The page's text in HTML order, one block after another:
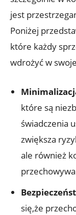
jest
Poniżej
które każdy
wdrożyć w
które są
świadczenia
zwiększa
ale również
się,że